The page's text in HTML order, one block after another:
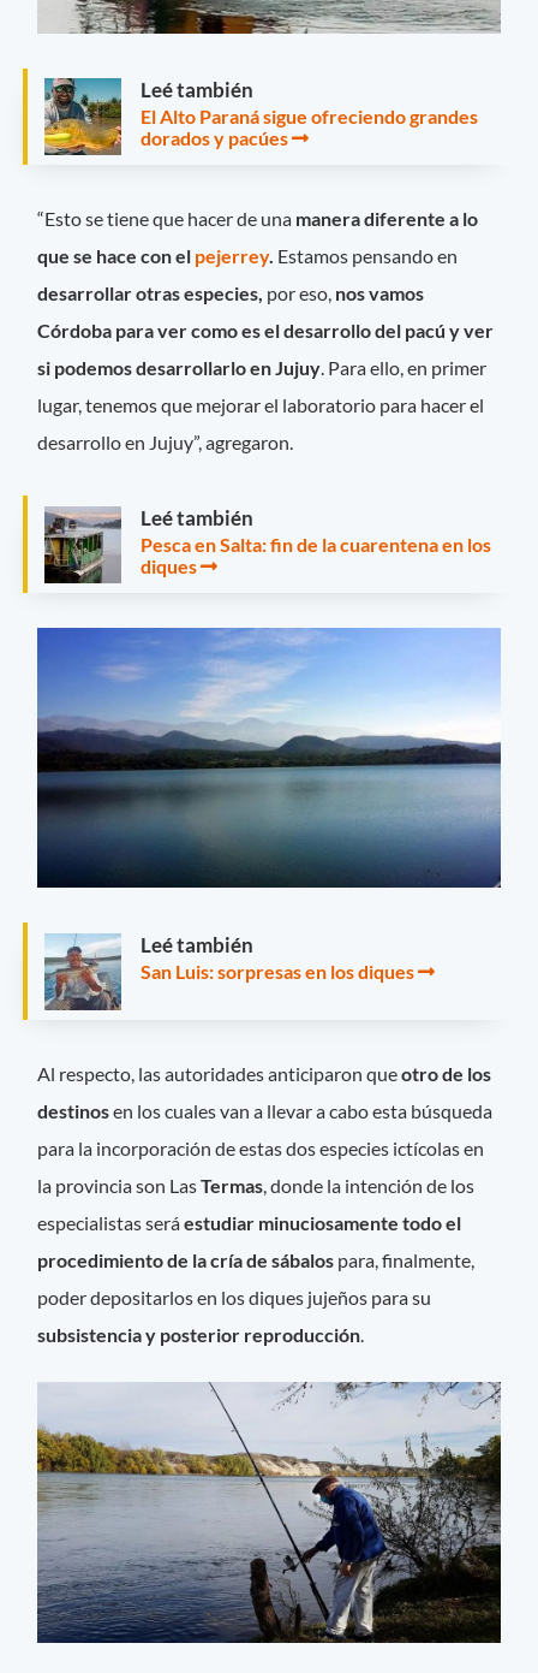
Leé también
El Alto Paraná sigue ofreciendo grandes
dorados y pacúes
“Esto se tiene que hacer de una manera diferente a lo
que se hace con el pejerrey. Estamos pensando en
desarrollar otras especies, por eso, nos vamos
Córdoba para ver como es el desarrollo del pacú y ver
si podemos desarrollarlo en Jujuy. Para ello, en primer
lugar, tenemos que mejorar el laboratorio para hacer el
desarrollo en Jujuy”, agregaron.
Leé también
Pesca en Salta: fin de la cuarentena en los
diques
Leé también
San Luis: sorpresas en los diques
Al respecto, las autoridades anticiparon queotro de los
destinosen los cuales van a llevar a cabo esta búsqueda
para la incorporación de estas dos especies ictícolas en
la provincia son LasTermas , donde la intención de los
especialistas seráestudiar minuciosamente todo el
procedimiento de la cría de sábalos para, finalmente,
poder depositarlos en los diques jujeños para su
subsistencia y posterior reproducción